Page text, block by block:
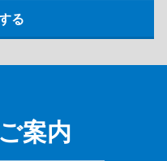
案内